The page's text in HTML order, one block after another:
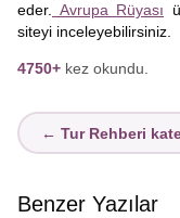
eder.
Avrupa Rüyası
siteyi inceleyebilirsiniz.
4750+ kez okundu.
← Tur Rehberi
Benzer Yazılar